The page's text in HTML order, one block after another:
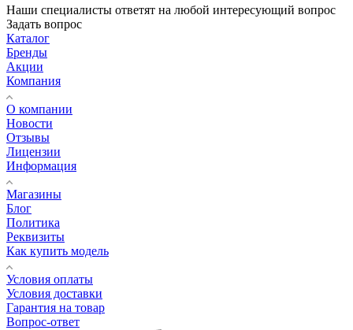
Наши специалисты ответят на любой интересующий вопрос
Задать вопрос
Каталог
Бренды
Акции
Компания
О компании
Новости
Отзывы
Лицензии
Информация
Магазины
Блог
Политика
Реквизиты
Как купить модель
Условия оплаты
Условия доставки
Гарантия на товар
Вопрос-ответ